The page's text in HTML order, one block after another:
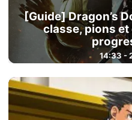
[Guide] Dragon’s
classe, pions
14:33 -